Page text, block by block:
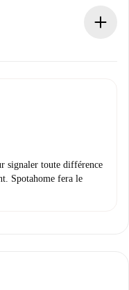
vous proposerons
signalé.
signaler toute différence
Spotahome fera le